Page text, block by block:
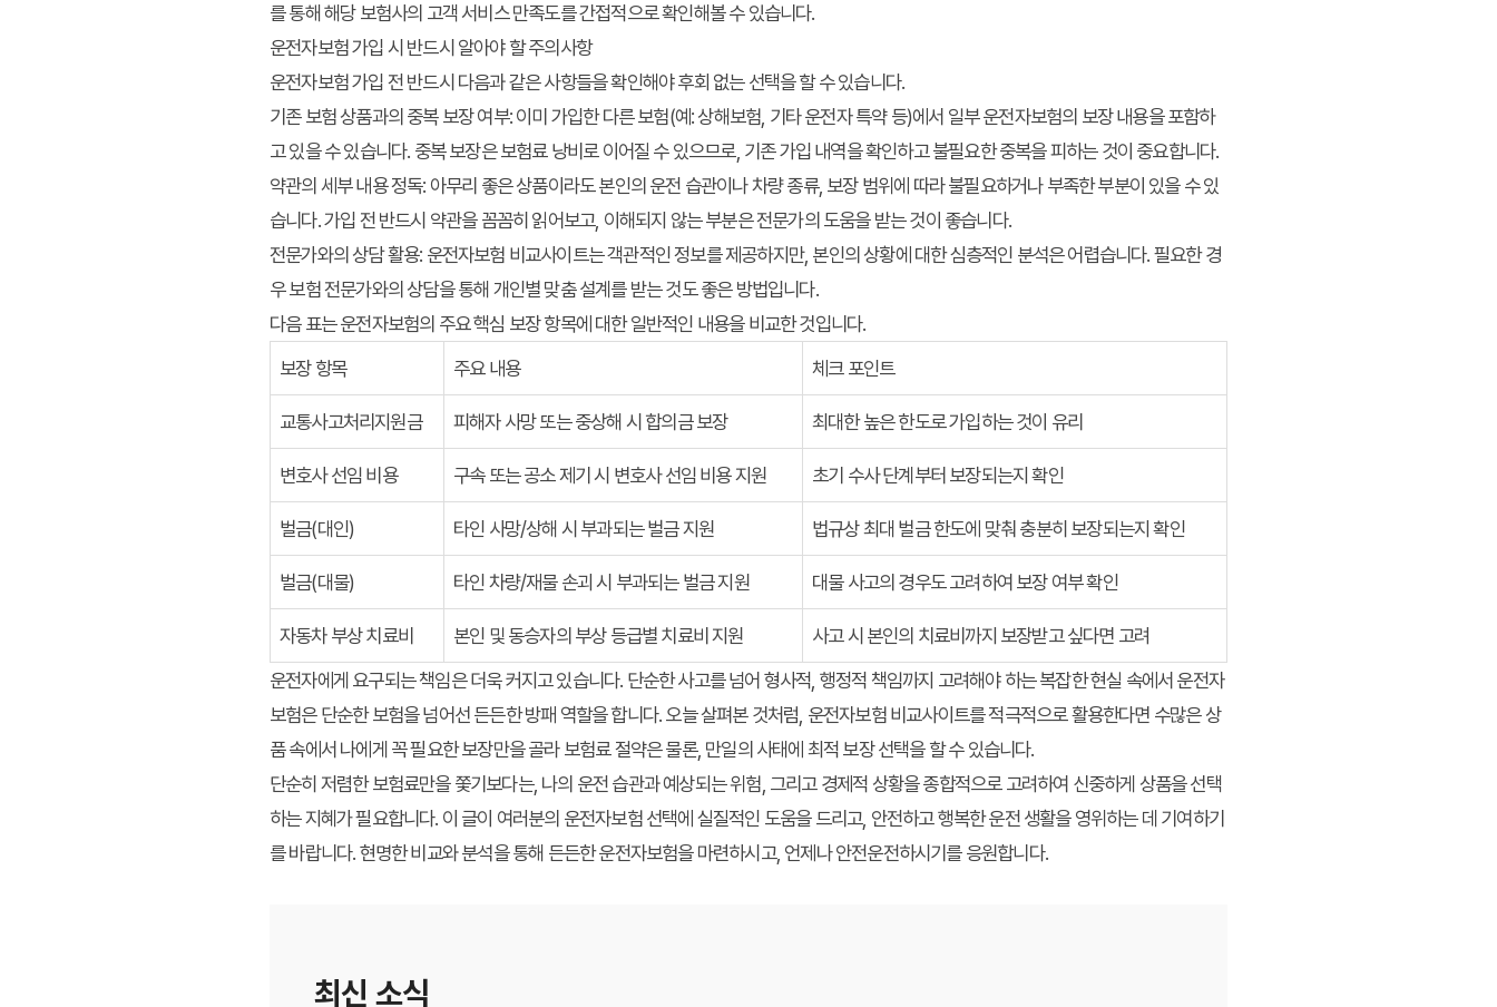
를 통해 해당 보험사의 고객 서비스 만족도를 간접적으로 확인해볼 수 있습니다.
운전자보험 가입 시 반드시 알아야 할 주의사항
운전자보험 가입 전 반드시 다음과 같은 사항들을 확인해야 후회 없는 선택을 할 수 있습니다.
기존 보험 상품과의 중복 보장 여부:이미 가입한 다른 보험(예: 상해보험, 기타 운전자 특약 등)에서 일부 운전자보험의 보장 내용을 포함하
고 있을 수 있습니다. 중복 보장은 보험료 낭비로 이어질 수 있으므로, 기존 가입 내역을 확인하고 불필요한 중복을 피하는 것이 중요합니다.
약관의 세부 내용 정독: 아무리 좋은 상품이라도 본인의 운전 습관이나 차량 종류, 보장 범위에 따라 불필요하거나 부족한 부분이 있을 수 있
습니다. 가입 전 반드시 약관을 꼼꼼히 읽어보고, 이해되지 않는 부분은 전문가의 도움을 받는 것이 좋습니다.
전문가와의 상담 활용: 운전자보험 비교사이트는 객관적인 정보를 제공하지만, 본인의 상황에 대한 심층적인 분석은 어렵습니다. 필요한 경
우 보험 전문가와의 상담을 통해 개인별 맞춤 설계를 받는 것도 좋은 방법입니다.
다음 표는 운전자보험의 주요 핵심 보장 항목에 대한 일반적인 내용을 비교한 것입니다.
보장 항목
주요 내용 체크 포인트
교통사고처리지원금 피해자 사망 또는 중상해 시 합의금 보장 최대한 높은 한도로 가입하는 것이 유리
변호사 선임 비용 구속 또는 공소 제기 시 변호사 선임 비용 지원 초기 수사 단계부터 보장되는지 확인
벌금(대인) 타인 사망/상해 시 부과되는 벌금 지원 법규상 최대 벌금 한도에 맞춰 충분히 보장되는지 확인
벌금(대물) 타인 차량/재물 손괴 시 부과되는 벌금 지원 대물 사고의 경우도 고려하여 보장 여부 확인
자동차 부상 치료비 본인 및 동승자의 부상 등급별 치료비 지원
사고 시 본인의 치료비까지 보장받고 싶다면 고려
운전자에게 요구되는 책임은 더욱 커지고 있습니다. 단순한 사고를 넘어 형사적, 행정적 책임까지 고려해야 하는 복잡한 현실 속에서 운전자
보험은 단순한 보험을 넘어선 든든한 방패 역할을 합니다. 오늘 살펴본 것처럼, 운전자보험 비교사이트를 적극적으로 활용한다면 수많은 상
품 속에서 나에게 꼭 필요한 보장만을 골라보험료 절약은 물론, 만일의 사태에 최적 보장 선택을 할 수 있습니다.
단순히 저렴한 보험료만을 쫓기보다는, 나의 운전 습관과 예상되는 위험, 그리고 경제적 상황을 종합적으로 고려하여 신중하게 상품을 선택
하는 지혜가 필요합니다. 이 글이 여러분의 운전자보험 선택에 실질적인 도움을 드리고, 안전하고 행복한 운전 생활을 영위하는 데 기여하기
를 바랍니다. 현명한 비교와 분석을 통해 든든한 운전자보험을 마련하시고, 언제나 안전운전하시기를 응원합니다.
최신 소식